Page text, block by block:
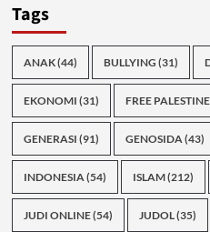
Tags
ANAK(44) BULLYING (31)
EKONOMI (31) FREE PALESTINE
GENERASI (91) GENOSIDA(43)
INDONESIA(54) ISLAM(212)
JUDI ONLINE(54) JUDOL(35)